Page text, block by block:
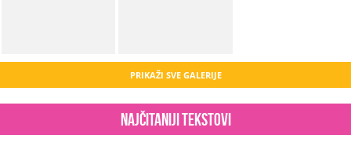
PRIKAŽI SVE GALERIJE
Najčitaniji tekstovi